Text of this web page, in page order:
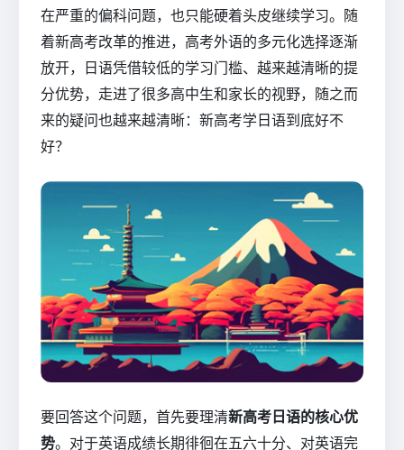
在严重的偏科问题，也只能硬着头皮继续学习。随
着新高考改革的推进，高考外语的多元化选择逐渐
放开，日语凭借较低的学习门槛、越来越清晰的提
分优势，走进了很多高中生和家长的视野，随之而
来的疑问也越来越清晰：新高考学日语到底好不
好？
要回答这个问题，首先要理清新高考日语的核心优
势。对于英语成绩长期徘徊在五六十分、对英语完